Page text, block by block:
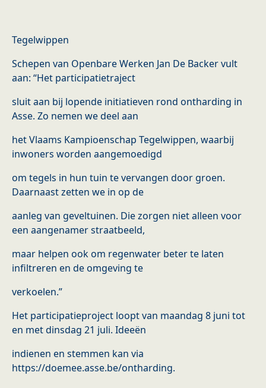
Tegelwippen
Schepen van Openbare Werken Jan De Backer vult
aan: “Het participatietraject
sluit aan bij lopende initiatieven rond ontharding in
Asse. Zo nemen we deel aan
het Vlaams Kampioenschap Tegelwippen, waarbij
inwoners worden aangemoedigd
om tegels in hun tuin te vervangen door groen.
Daarnaast zetten we in op de
aanleg van geveltuinen. Die zorgen niet alleen voor
een aangenamer straatbeeld,
maar helpen ook om regenwater beter te laten
infiltreren en de omgeving te
verkoelen.”
Het participatieproject loopt van maandag 8 juni tot
en met dinsdag 21 juli. Ideeën
indienen en stemmen kan via
https://doemee.asse.be/ontharding.